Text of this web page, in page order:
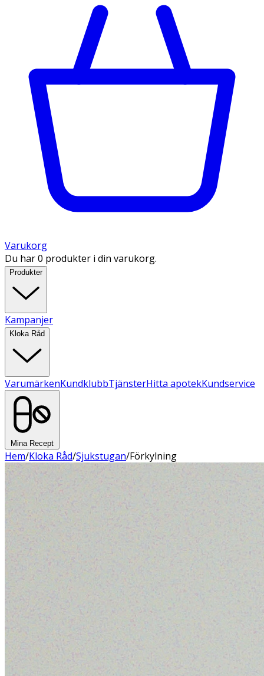
Varukorg
Du har 0 produkter i din varukorg.
Produkter
Kampanjer
Kloka Råd
VarumärkenKundklubbTjänsterHitta apotekKundservice
Mina Recept
Hem/Kloka Råd/Sjukstugan/Förkylning